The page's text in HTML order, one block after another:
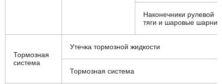
Наконечники рулевой
тяги и шаровые
Тормозная
система
Утечка тормозной жидкости
Тормозная система